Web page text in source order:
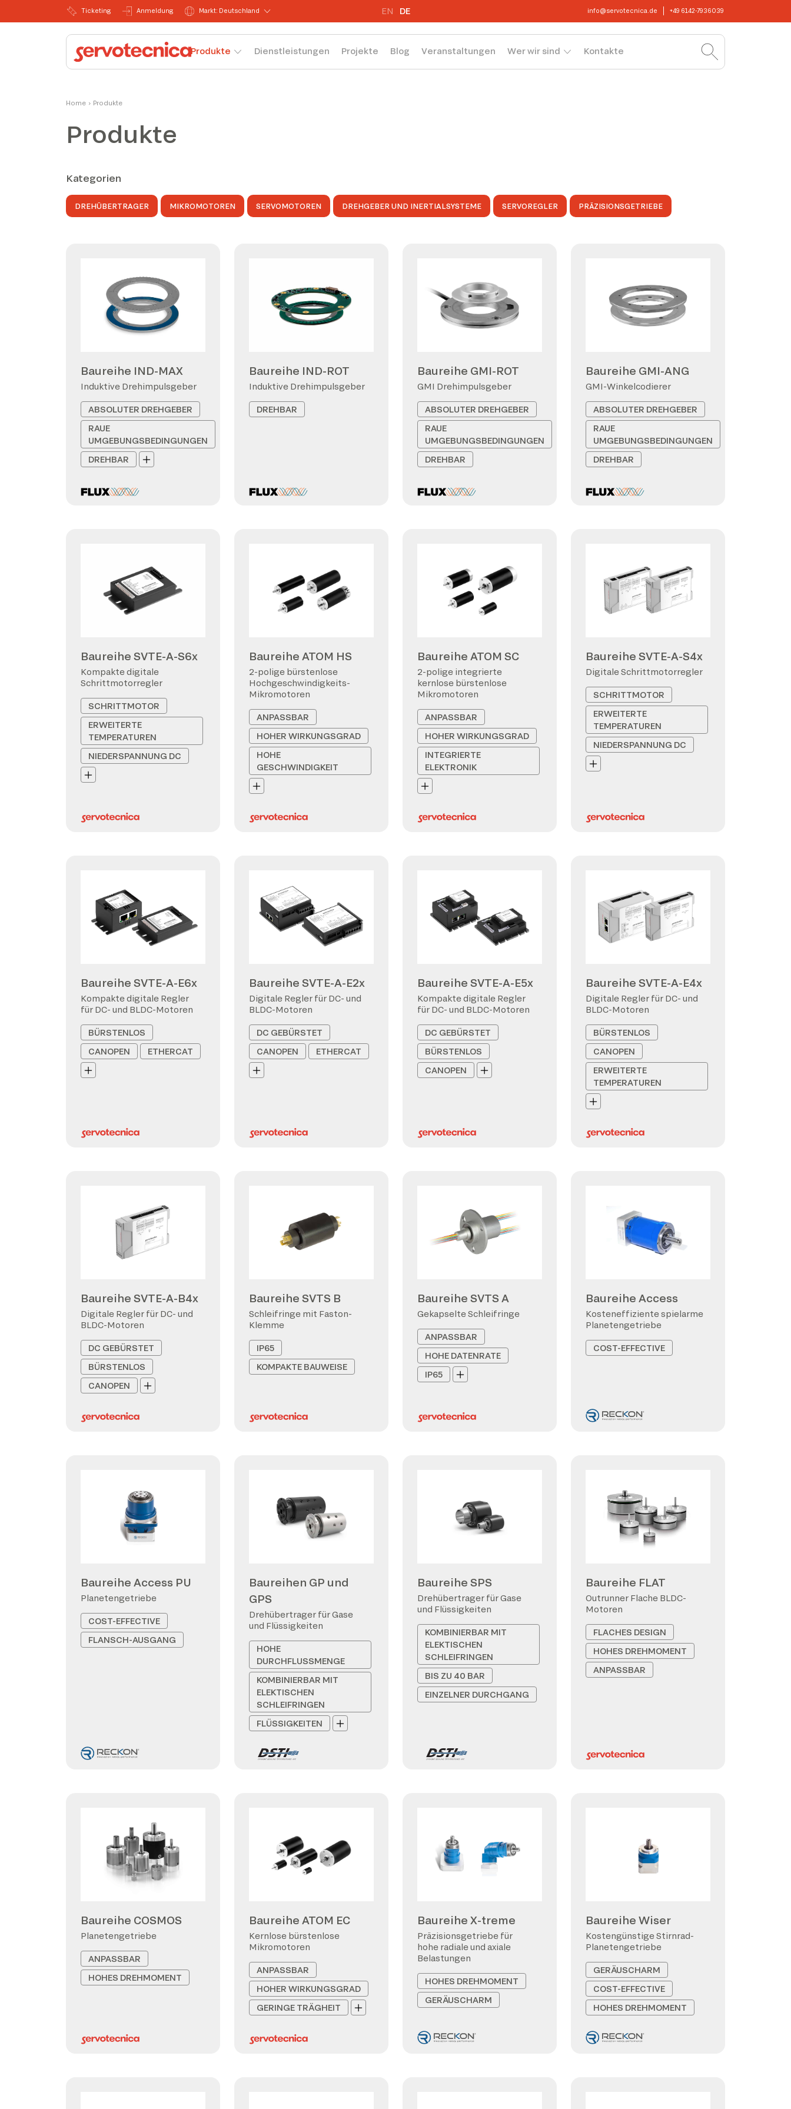
Ticketing Anmeldung Markt: Deutschland EN DE info@servotecnica.de +49 6142-7936039
Produkte Dienstleistungen Projekte Blog Veranstaltungen Wer wir sind Kontakte
Home › Produkte
Produkte
Kategorien
DREHÜBERTRAGER MIKROMOTOREN SERVOMOTOREN DREHGEBER UND INERTIALSYSTEME SERVOREGLER PRÄZISIONSGETRIEBE
Baureihe IND-MAX
Induktive Drehimpulsgeber
ABSOLUTER DREHGEBER
RAUE
UMGEBUNGSBEDINGUNGEN
DREHBAR
Baureihe IND-ROT
Induktive Drehimpulsgeber
DREHBAR
Baureihe GMI-ROT
GMI Drehimpulsgeber
ABSOLUTER DREHGEBER
RAUE
UMGEBUNGSBEDINGUNGEN
DREHBAR
Baureihe GMI-ANG
GMI-Winkelcodierer
ABSOLUTER DREHGEBER
RAUE
UMGEBUNGSBEDINGUNGEN
DREHBAR
Baureihe SVTE-A-S6x
Kompakte digitale
Schrittmotorregler
SCHRITTMOTOR
ERWEITERTE
TEMPERATUREN
NIEDERSPANNUNG DC
Baureihe ATOM HS
2-polige bürstenlose
Hochgeschwindigkeits-
Mikromotoren
ANPASSBAR
HOHER WIRKUNGSGRAD
HOHE
GESCHWINDIGKEIT
Baureihe ATOM SC
2-polige integrierte
kernlose bürstenlose
Mikromotoren
ANPASSBAR
HOHER WIRKUNGSGRAD
INTEGRIERTE
ELEKTRONIK
Baureihe SVTE-A-S4x
Digitale Schrittmotorregler
SCHRITTMOTOR
ERWEITERTE
TEMPERATUREN
NIEDERSPANNUNG DC
Baureihe SVTE-A-E6x
Kompakte digitale Regler
für DC- und BLDC-Motoren
BÜRSTENLOS
CANOPEN
ETHERCAT
Baureihe SVTE-A-E2x
Digitale Regler für DC- und
BLDC-Motoren
DC GEBÜRSTET
CANOPEN
ETHERCAT
Baureihe SVTE-A-E5x
Kompakte digitale Regler
für DC- und BLDC-Motoren
DC GEBÜRSTET
BÜRSTENLOS
CANOPEN
Baureihe SVTE-A-E4x
Digitale Regler für DC- und
BLDC-Motoren
BÜRSTENLOS
CANOPEN
ERWEITERTE
TEMPERATUREN
Baureihe SVTE-A-B4x
Digitale Regler für DC- und
BLDC-Motoren
DC GEBÜRSTET
BÜRSTENLOS
CANOPEN
Baureihe SVTS B
Schleifringe mit Faston-
Klemme
IP65
KOMPAKTE BAUWEISE
Baureihe SVTS A
Gekapselte Schleifringe
ANPASSBAR
HOHE DATENRATE
IP65
Baureihe Access
Kosteneffiziente spielarme
Planetengetriebe
COST-EFFECTIVE
Baureihe Access PU
Planetengetriebe
COST-EFFECTIVE
FLANSCH-AUSGANG
Baureihen GP und
GPS
Drehübertrager für Gase
und Flüssigkeiten
HOHE
DURCHFLUSSMENGE
KOMBINIERBAR MIT
ELEKTISCHEN
SCHLEIFRINGEN
FLÜSSIGKEITEN
Baureihe SPS
Drehübertrager für Gase
und Flüssigkeiten
KOMBINIERBAR MIT
ELEKTISCHEN
SCHLEIFRINGEN
BIS ZU 40 BAR
EINZELNER DURCHGANG
Baureihe FLAT
Outrunner Flache BLDC-
Motoren
FLACHES DESIGN
HOHES DREHMOMENT
ANPASSBAR
Baureihe COSMOS
Planetengetriebe
ANPASSBAR
HOHES DREHMOMENT
Baureihe ATOM EC
Kernlose bürstenlose
Mikromotoren
ANPASSBAR
HOHER WIRKUNGSGRAD
GERINGE TRÄGHEIT
Baureihe X-treme
Präzisionsgetriebe für
hohe radiale und axiale
Belastungen
HOHES DREHMOMENT
GERÄUSCHARM
Baureihe Wiser
Kostengünstige Stirnrad-
Planetengetriebe
GERÄUSCHARM
COST-EFFECTIVE
HOHES DREHMOMENT